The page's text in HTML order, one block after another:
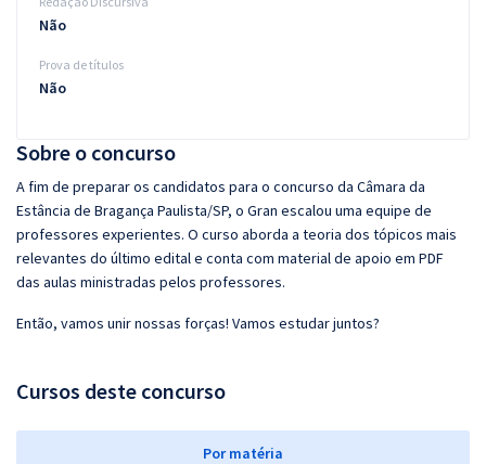
Sobre o concurso
A fim de preparar os candidatos para o concurso da Câmara da
Estância de Bragança Paulista/SP, o Gran escalou uma equipe de
professores experientes. O curso aborda a teoria dos tópicos mais
relevantes do último edital e conta com material de apoio em PDF
das aulas ministradas pelos professores.
Então, vamos unir nossas forças! Vamos estudar juntos?
Cursos deste concurso
Por matéria
Não
Prova de títulos
Não